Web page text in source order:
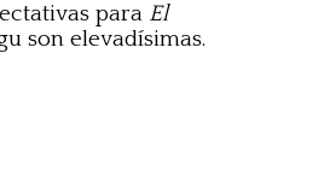
para El
son elevadísimas.